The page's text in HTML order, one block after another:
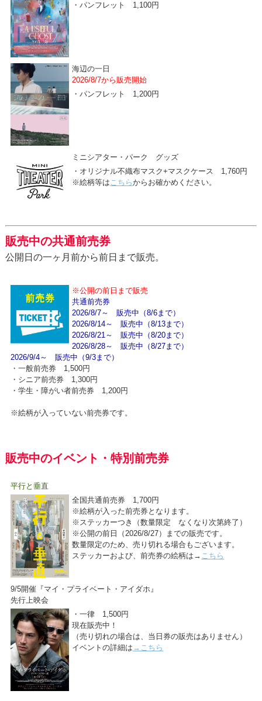
・パンフレット 1,100円
海辺の一日
2026/8/7から販売開始
・パンフレット 1,200円
ミニシアター・パーク グッズ
・オリジナル不織布マスク+マスクケース 1,760円
※絵柄等は こちらからお確かめください。
販売中の共通前売券
公開日の一ヶ月前から前日まで販売。
※公開の前日まで販売
共通前売券
2026/8/7～ 販売中（8/6まで）
2026/8/14～ 販売中（8/13まで）
2026/8/21～ 販売中（8/20まで）
2026/8/28～ 販売中（8/27まで）
2026/9/4～ 販売中（9/3まで）
・一般前売券 1,500円
・シニア前売券 1,300円
・学生・障がい者前売券 1,200円
※絵柄が入っていない前売券です。
販売中のイベント・特別前売券
平行と垂直
全国共通前売券 1,700円
※絵柄が入った前売券となります。
※ステッカーつき（数量限定 なくなり次第終了）
※公開の前日（2026/8/27）までの販売です。
数量限定のため、売り切れる場合もございます。
ステッカーおよび、前売券の絵柄は→ こちら
9/5開催『マイ・プライベート・アイダホ』
先行上映会
・一律 1,500円
現在販売中！
（売り切れの場合は、当日券の販売はありません）
イベントの詳細は →こちら